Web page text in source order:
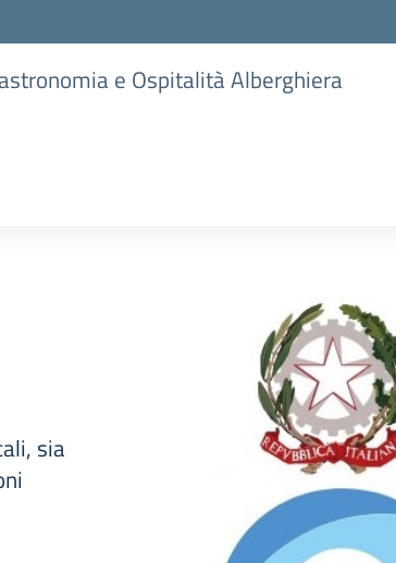
e Ospitalità Alberghiera
sia